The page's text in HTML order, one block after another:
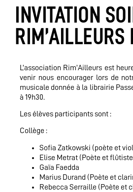
INVITATION
L’association Rim’Ailleurs est
venir nous encourager lors de
musicale donnée à la librairie
à 19h30.
Les élèves participants sont :
Collège :
Sofia Zatkowski (poète et
Elise Metrat (Poète et
Gaïa Faedda
Marius Durand (Poète et
Rebecca Serraille (Poète et